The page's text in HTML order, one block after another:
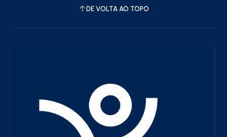
DE VOLTA AO TOPO